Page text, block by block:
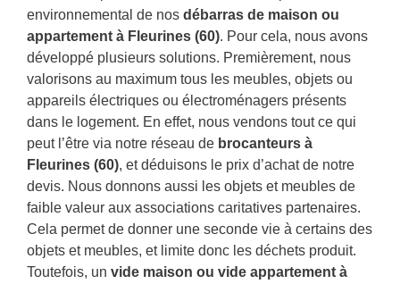
environnemental de nos débarras de maison ou
appartement à Fleurines (60). Pour cela, nous avons
développé plusieurs solutions. Premièrement, nous
valorisons au maximum tous les meubles, objets ou
appareils électriques ou électroménagers présents
dans le logement. En effet, nous vendons tout ce qui
peut l’être via notre réseau de brocanteurs à
Fleurines (60), et déduisons le prix d’achat de notre
devis. Nous donnons aussi les objets et meubles de
faible valeur aux associations caritatives partenaires.
Cela permet de donner une seconde vie à certains des
objets et meubles, et limite donc les déchets produit.
Toutefois, un vide maison ou vide appartement à